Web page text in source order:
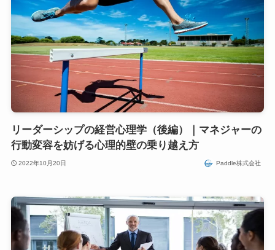
リーダーシップの経営心理学（後編）｜マネジャーの
行動変容を妨げる心理的壁の乗り越え方
2022年10月20日 Paddle株式会社